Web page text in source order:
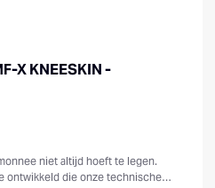
X KNEESKIN -
niet altijd hoeft te legen.
ontwikkeld die onze technische